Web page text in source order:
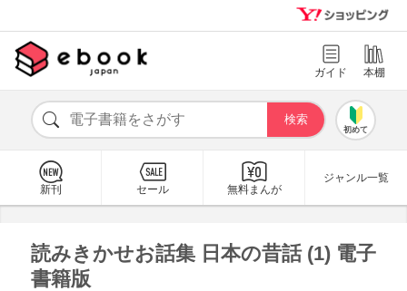
ガイド 本棚
初めて
新刊 セール 無料まんが
ジャンル一覧
読みきかせお話集 日本の昔話 (1) 電子
書籍版